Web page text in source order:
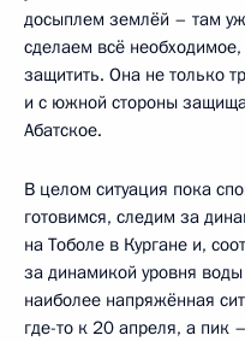
досыплем землёй – там
сделаем всё необходимое,
защитить. Она не только
и с южной стороны
Абатское.
В целом ситуация пока
готовимся, следим за
на Тоболе в Кургане и,
за динамикой уровня
наиболее напряжённая
где-то к 20 апреля, а